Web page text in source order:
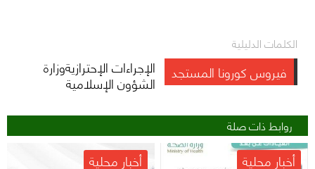
الكلمات الدليلية
الإجراءات الإحترازية فيروس كورونا المستجد وزارة
الشؤون الإسلامية
روابط ذات صلة
أخبار محلية أخبار محلية